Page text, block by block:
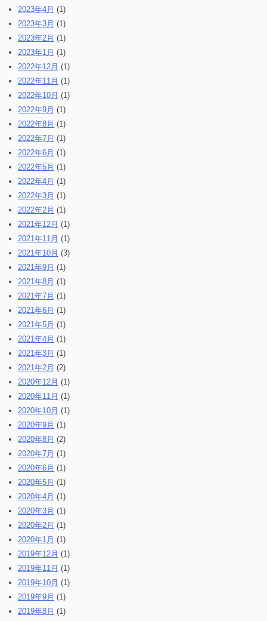
2023年4月 (1)
2023年3月 (1)
2023年2月 (1)
2023年1月 (1)
2022年12月 (1)
2022年11月 (1)
2022年10月 (1)
2022年9月 (1)
2022年8月 (1)
2022年7月 (1)
2022年6月 (1)
2022年5月 (1)
2022年4月 (1)
2022年3月 (1)
2022年2月 (1)
2021年12月 (1)
2021年11月 (1)
2021年10月 (3)
2021年9月 (1)
2021年8月 (1)
2021年7月 (1)
2021年6月 (1)
2021年5月 (1)
2021年4月 (1)
2021年3月 (1)
2021年2月 (2)
2020年12月 (1)
2020年11月 (1)
2020年10月 (1)
2020年9月 (1)
2020年8月 (2)
2020年7月 (1)
2020年6月 (1)
2020年5月 (1)
2020年4月 (1)
2020年3月 (1)
2020年2月 (1)
2020年1月 (1)
2019年12月 (1)
2019年11月 (1)
2019年10月 (1)
2019年9月 (1)
2019年8月 (1)